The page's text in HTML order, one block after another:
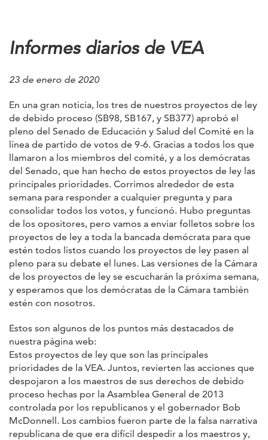
Informes diarios de VEA
23 de enero de 2020
En una gran noticia, los tres de nuestros proyectos de ley
de debido proceso (SB98, SB167, y SB377) aprobó el
pleno del Senado de Educación y Salud del Comité en la
línea de partido de votos de 9-6. Gracias a todos los que
llamaron a los miembros del comité, y a los demócratas
del Senado, que han hecho de estos proyectos de ley las
principales prioridades. Corrimos alrededor de esta
semana para responder a cualquier pregunta y para
consolidar todos los votos, y funcionó. Hubo preguntas
de los opositores, pero vamos a enviar folletos sobre los
proyectos de ley a toda la bancada demócrata para que
estén todos listos cuando los proyectos de ley pasen al
pleno para su debate el lunes. Las versiones de la Cámara
de los proyectos de ley se escucharán la próxima semana,
y esperamos que los demócratas de la Cámara también
estén con nosotros.
Estos son algunos de los puntos más destacados de
nuestra página web:
Estos proyectos de ley que son las principales
prioridades de la VEA. Juntos, revierten las acciones que
despojaron a los maestros de sus derechos de debido
proceso hechas por la Asamblea General de 2013
controlada por los republicanos y el gobernador Bob
McDonnell. Los cambios fueron parte de la falsa narrativa
republicana de que era difícil despedir a los maestros y,